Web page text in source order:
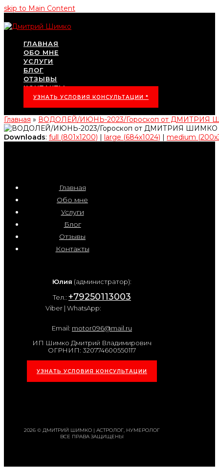
skip to Main Content
ГЛАВНАЯ
ОБО МНЕ
УСЛУГИ
БЛОГ
ОТЗЫВЫ
КОНТАКТЫ
УЗНАТЬ УСЛОВИЯ КОНСУЛЬТАЦИИ *
Главная » ВОДОЛЕЙ/ИЮНЬ-2023/Гороскоп от ДМИТРИЯ
Downloads: full (801x1200) | large (684x1024) | medium
Главная
Обо мне
Услуги
Блог
Отзывы
Контакты
Юлия (администратор):
Тел.: +79250113003
Viber | WhatsApp:
Email: motor096@mail.ru
ИП Шимко Дмитрий Владимирович
ОГРНИП: 320774600550117
УЗНАТЬ УСЛОВИЯ КОНСУЛЬТАЦИИ
2026 © ДМИТРИЙ ШИМКО | АСТРОЛОГ, НУМЕРОЛОГ
ВСЕ ПРАВА ЗАЩИЩЕНЫ